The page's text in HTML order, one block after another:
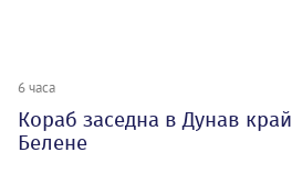
6 часа
Кораб заседна в Дунав край
Белене